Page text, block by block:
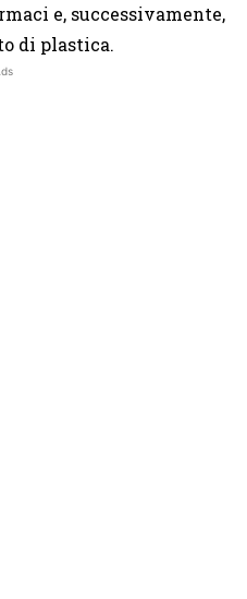
e, successivamente,
di plastica.